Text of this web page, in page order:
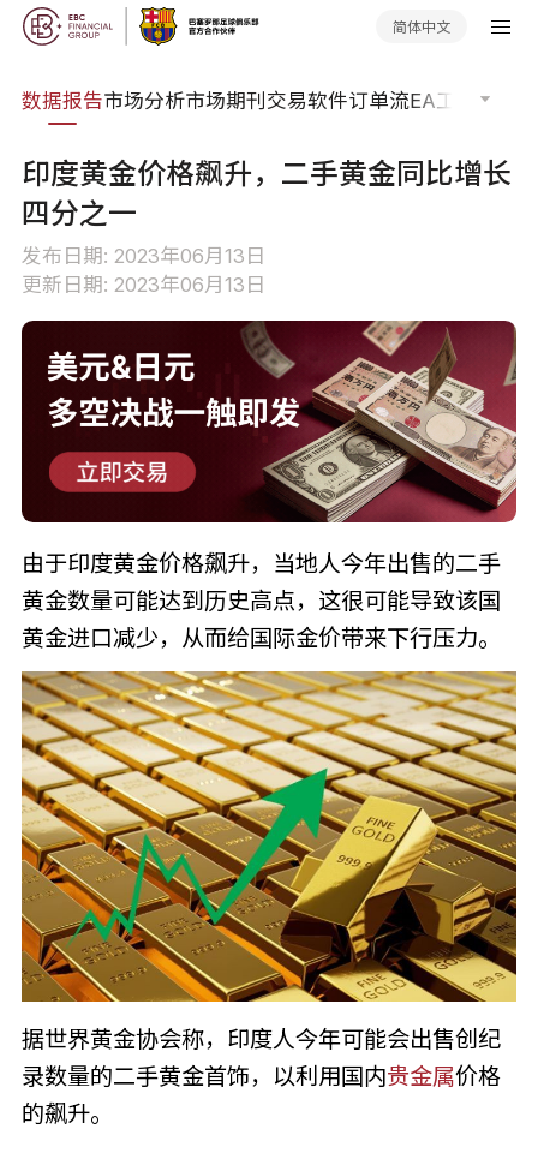
简体中文
数据报告市场分析市场期刊交易软件订单流EA工具库
印度黄金价格飙升，二手黄金同比增长
四分之一
发布日期: 2023年06月13日
更新日期: 2023年06月13日
由于印度黄金价格飙升，当地人今年出售的二手
黄金数量可能达到历史高点，这很可能导致该国
黄金进口减少，从而给国际金价带来下行压力。
据世界黄金协会称，印度人今年可能会出售创纪
录数量的二手黄金首饰，以利用国内贵金属价格
的飙升。